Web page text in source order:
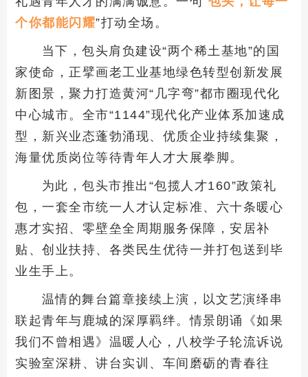
个你都能闪耀”打动全场。
当下，包头肩负建设“两个稀土基地”的国
家使命，正擘画老工业基地绿色转型创新发展
新图景，聚力打造黄河“几字弯”都市圈现代化
中心城市。全市“1144”现代化产业体系加速成
型，新兴业态蓬勃涌现、优质企业持续集聚，
海量优质岗位等待青年人才大展拳脚。
为此，包头市推出“包揽人才160”政策礼
包，一套全市统一人才认定标准、六十条暖心
惠才实招、零壁垒全周期服务保障，安居补
贴、创业扶持、各类民生优待一并打包送到毕
业生手上。
温情的舞台篇章接续上演，以文艺演绎串
联起青年与鹿城的深厚羁绊。情景朗诵《如果
我们不曾相遇》温暖人心，八校学子轮流诉说
实验室深耕、讲台实训、车间磨砺的青春往